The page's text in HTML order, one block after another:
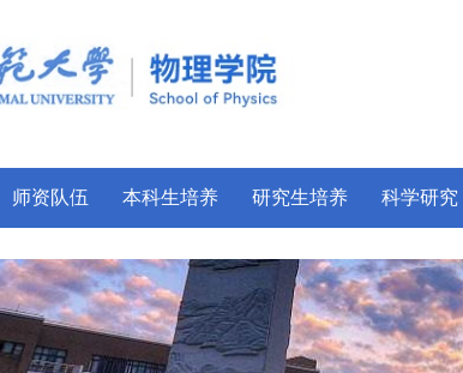
师资队伍 本科生培养 研究生培养 科学研究